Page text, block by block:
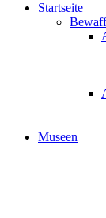
Museen
Startseite